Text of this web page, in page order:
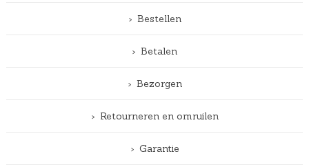
Bestellen
Betalen
Bezorgen
Retourneren en omruilen
Garantie